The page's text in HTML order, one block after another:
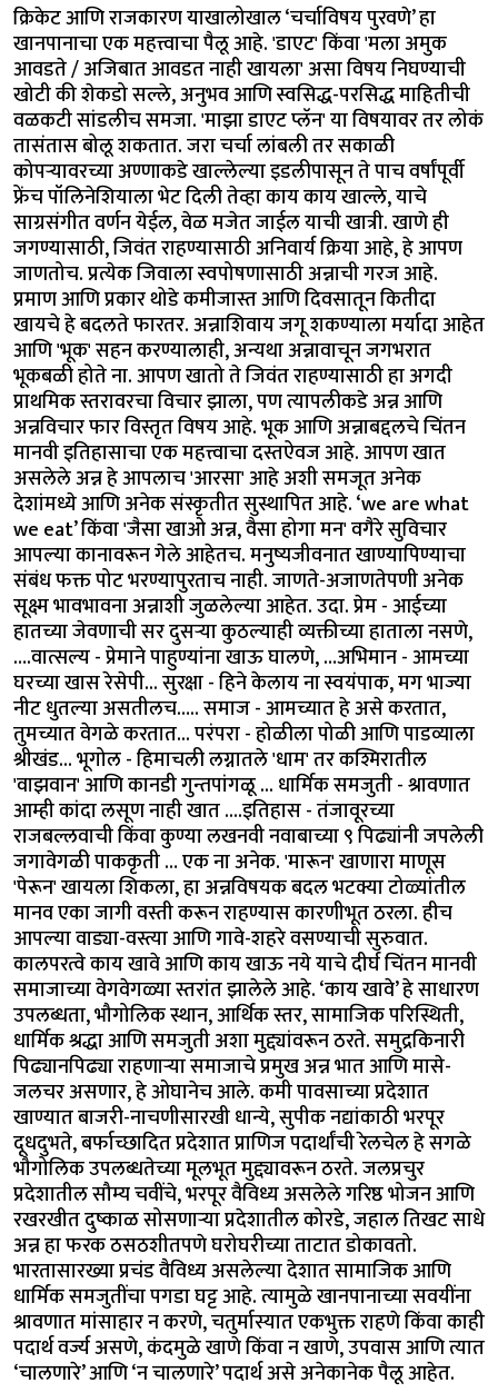
क्रिकेट आणि राजकारण याखालोखाल ‘चर्चाविषय पुरवणे’ हा
खानपानाचा एक महत्त्वाचा पैलू आहे. 'डाएट' किंवा 'मला अमुक
आवडते / अजिबात आवडत नाही खायला' असा विषय निघण्याची
खोटी की शेकडो सल्ले, अनुभव आणि स्वसिद्ध-परसिद्ध माहितीची
वळकटी सांडलीच समजा. 'माझा डाएट प्लॅन' या विषयावर तर लोकं
तासंतास बोलू शकतात. जरा चर्चा लांबली तर सकाळी
कोपऱ्यावरच्या अण्णाकडे खाल्लेल्या इडलीपासून ते पाच वर्षांपूर्वी
फ्रेंच पॉलिनेशियाला भेट दिली तेव्हा काय काय खाल्ले, याचे
साग्रसंगीत वर्णन येईल, वेळ मजेत जाईल याची खात्री. खाणे ही
जगण्यासाठी, जिवंत राहण्यासाठी अनिवार्य क्रिया आहे, हे आपण
जाणतोच. प्रत्येक जिवाला स्वपोषणासाठी अन्नाची गरज आहे.
प्रमाण आणि प्रकार थोडे कमीजास्त आणि दिवसातून कितीदा
खायचे हे बदलते फारतर. अन्नाशिवाय जगू शकण्याला मर्यादा आहेत
आणि 'भूक' सहन करण्यालाही, अन्यथा अन्नावाचून जगभरात
भूकबळी होते ना. आपण खातो ते जिवंत राहण्यासाठी हा अगदी
प्राथमिक स्तरावरचा विचार झाला, पण त्यापलीकडे अन्न आणि
अन्नविचार फार विस्तृत विषय आहे. भूक आणि अन्नाबद्दलचे चिंतन
मानवी इतिहासाचा एक महत्त्वाचा दस्तऐवज आहे. आपण खात
असलेले अन्न हे आपलाच 'आरसा' आहे अशी समजूत अनेक
देशांमध्ये आणि अनेक संस्कृतीत सुस्थापित आहे. ‘we are what
we eat’ किंवा 'जैसा खाओ अन्न, वैसा होगा मन' वगैरे सुविचार
आपल्या कानावरून गेले आहेतच. मनुष्यजीवनात खाण्यापिण्याचा
संबंध फक्त पोट भरण्यापुरताच नाही. जाणते-अजाणतेपणी अनेक
सूक्ष्म भावभावना अन्नाशी जुळलेल्या आहेत. उदा. प्रेम - आईच्या
हातच्या जेवणाची सर दुसऱ्या कुठल्याही व्यक्तीच्या हाताला नसणे,
….वात्सल्य - प्रेमाने पाहुण्यांना खाऊ घालणे, …अभिमान - आमच्या
घरच्या खास रेसेपी... सुरक्षा - हिने केलाय ना स्वयंपाक, मग भाज्या
नीट धुतल्या असतीलच….. समाज - आमच्यात हे असे करतात,
तुमच्यात वेगळे करतात... परंपरा - होळीला पोळी आणि पाडव्याला
श्रीखंड... भूगोल - हिमाचली लग्नातले 'धाम' तर कश्मिरातील
'वाझवान' आणि कानडी गुन्तपांगळू ... धार्मिक समजुती - श्रावणात
आम्ही कांदा लसूण नाही खात ....इतिहास - तंजावूरच्या
राजबल्लवाची किंवा कुण्या लखनवी नवाबाच्या ९ पिढ्यांनी जपलेली
जगावेगळी पाककृती … एक ना अनेक. 'मारून' खाणारा माणूस
'पेरून' खायला शिकला, हा अन्नविषयक बदल भटक्या टोळ्यांतील
मानव एका जागी वस्ती करून राहण्यास कारणीभूत ठरला. हीच
आपल्या वाड्या-वस्त्या आणि गावे-शहरे वसण्याची सुरुवात.
कालपरत्वे काय खावे आणि काय खाऊ नये याचे दीर्घ चिंतन मानवी
समाजाच्या वेगवेगळ्या स्तरांत झालेले आहे. ‘काय खावे’ हे साधारण
उपलब्धता, भौगोलिक स्थान, आर्थिक स्तर, सामाजिक परिस्थिती,
धार्मिक श्रद्धा आणि समजुती अशा मुद्द्यांवरून ठरते. समुद्रकिनारी
पिढ्यानपिढ्या राहणाऱ्या समाजाचे प्रमुख अन्न भात आणि मासे-
जलचर असणार, हे ओघानेच आले. कमी पावसाच्या प्रदेशात
खाण्यात बाजरी-नाचणीसारखी धान्ये, सुपीक नद्यांकाठी भरपूर
दूधदुभते, बर्फाच्छादित प्रदेशात प्राणिज पदार्थांची रेलचेल हे सगळे
भौगोलिक उपलब्धतेच्या मूलभूत मुद्द्यावरून ठरते. जलप्रचुर
प्रदेशातील सौम्य चवींचे, भरपूर वैविध्य असलेले गरिष्ठ भोजन आणि
रखरखीत दुष्काळ सोसणाऱ्या प्रदेशातील कोरडे, जहाल तिखट साधे
अन्न हा फरक ठसठशीतपणे घरोघरीच्या ताटात डोकावतो.
भारतासारख्या प्रचंड वैविध्य असलेल्या देशात सामाजिक आणि
धार्मिक समजुतींचा पगडा घट्ट आहे. त्यामुळे खानपानाच्या सवयींना
श्रावणात मांसाहार न करणे, चतुर्मास्यात एकभुक्त राहणे किंवा काही
पदार्थ वर्ज्य असणे, कंदमुळे खाणे किंवा न खाणे, उपवास आणि त्यात
‘चालणारे’ आणि ‘न चालणारे’ पदार्थ असे अनेकानेक पैलू आहेत.